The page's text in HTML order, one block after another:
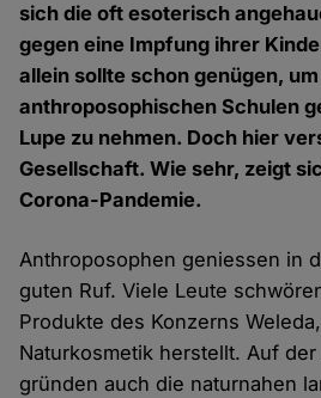
sich die oft esoterisch
gegen eine Impfung ihrer
allein sollte schon genügen,
anthroposophischen Schulen
Lupe zu nehmen. Doch hier
Gesellschaft. Wie sehr, zeigt
Corona-Pandemie.
Anthroposophen geniessen in
guten Ruf. Viele Leute
Produkte des Konzerns
Naturkosmetik herstellt. Auf
gründen auch die naturnahen